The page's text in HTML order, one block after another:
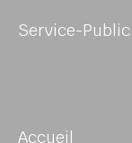
Service-
Accueil